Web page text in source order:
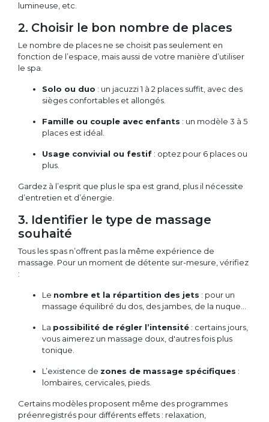
lumineuse, etc.
2. Choisir le bon nombre de places
Le nombre de places ne se choisit pas seulement en
fonction de l’espace, mais aussi de votre manière d’utiliser
le spa.
Solo ou duo : un jacuzzi 1 à 2 places suffit, avec des
sièges confortables et allongés.
Famille ou couple avec enfants : un modèle 3 à 5
places est idéal.
Usage convivial ou festif : optez pour 6 places ou
plus.
Gardez à l’esprit que plus le spa est grand, plus il nécessite
d’entretien et d’énergie.
3. Identifier le type de massage
souhaité
Tous les spas n’offrent pas la même expérience de
massage. Pour un moment de détente sur-mesure, vérifiez
:
Le nombre et la répartition des jets : pour un
massage équilibré du dos, des jambes, de la nuque…
La possibilité de régler l’intensité : certains jours,
vous aimerez un massage doux, d'autres fois plus
tonique.
L’existence de zones de massage spécifiques :
lombaires, cervicales, pieds.
Certains modèles proposent même des programmes
préenregistrés pour différents effets : relaxation,